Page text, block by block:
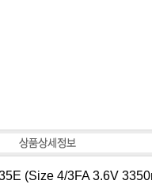
(Size 4/3FA 3.6V